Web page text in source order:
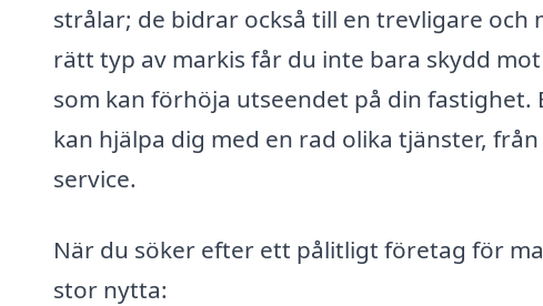
strålar; de bidrar också till en trevligare
rätt typ av markis får du inte bara skydd
som kan förhöja utseendet på din
kan hjälpa dig med en rad olika tjänster,
service.
När du söker efter ett pålitligt företag för
stor nytta: